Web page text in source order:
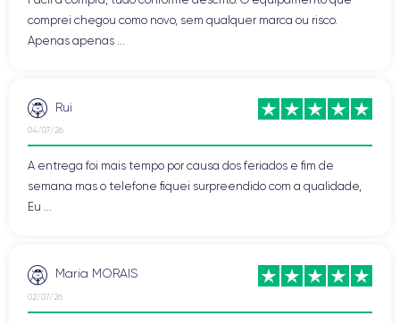
comprei chegou como novo, sem qualquer marca ou risco.
Apenas apenas ...
Rui
04/07/26
A entrega foi mais tempo por causa dos feriados e fim de
semana mas o telefone fiquei surpreendido com a qualidade,
Eu ...
Maria MORAIS
02/07/26